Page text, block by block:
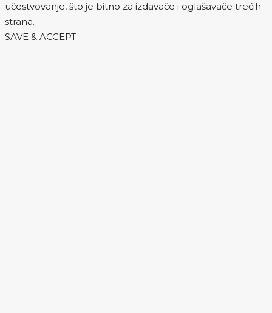
učestvovanje, što je bitno za izdavače i oglašavače trećih
strana.
SAVE & ACCEPT